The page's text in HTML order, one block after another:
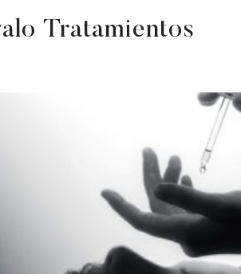
Tratamientos